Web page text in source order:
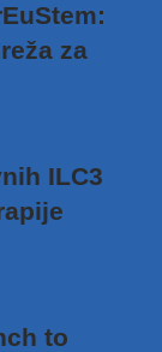
za
ILC3
to